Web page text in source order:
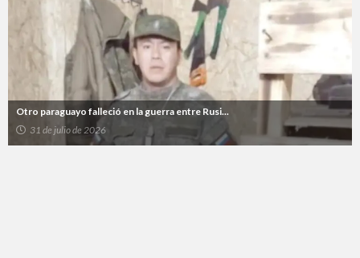
Otro paraguayo falleció en la guerra entre Rusi...
31 de julio de 2026